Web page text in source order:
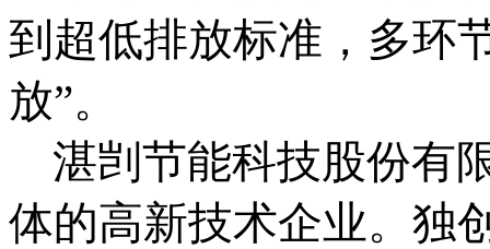
到超低排放标准，多环
放”。
湛剀节能科技股份有
体的高新技术企业。独